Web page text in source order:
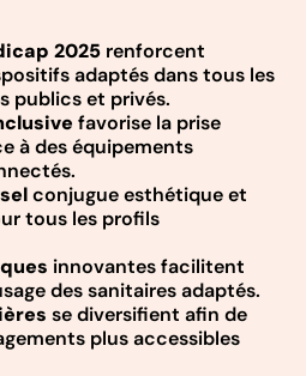
2025 renforcent
adaptés dans tous les
publics et privés.
favorise la prise
à des équipements
conjugue esthétique et
tous les profils
innovantes facilitent
des sanitaires adaptés.
se diversifient afin de
plus accessibles